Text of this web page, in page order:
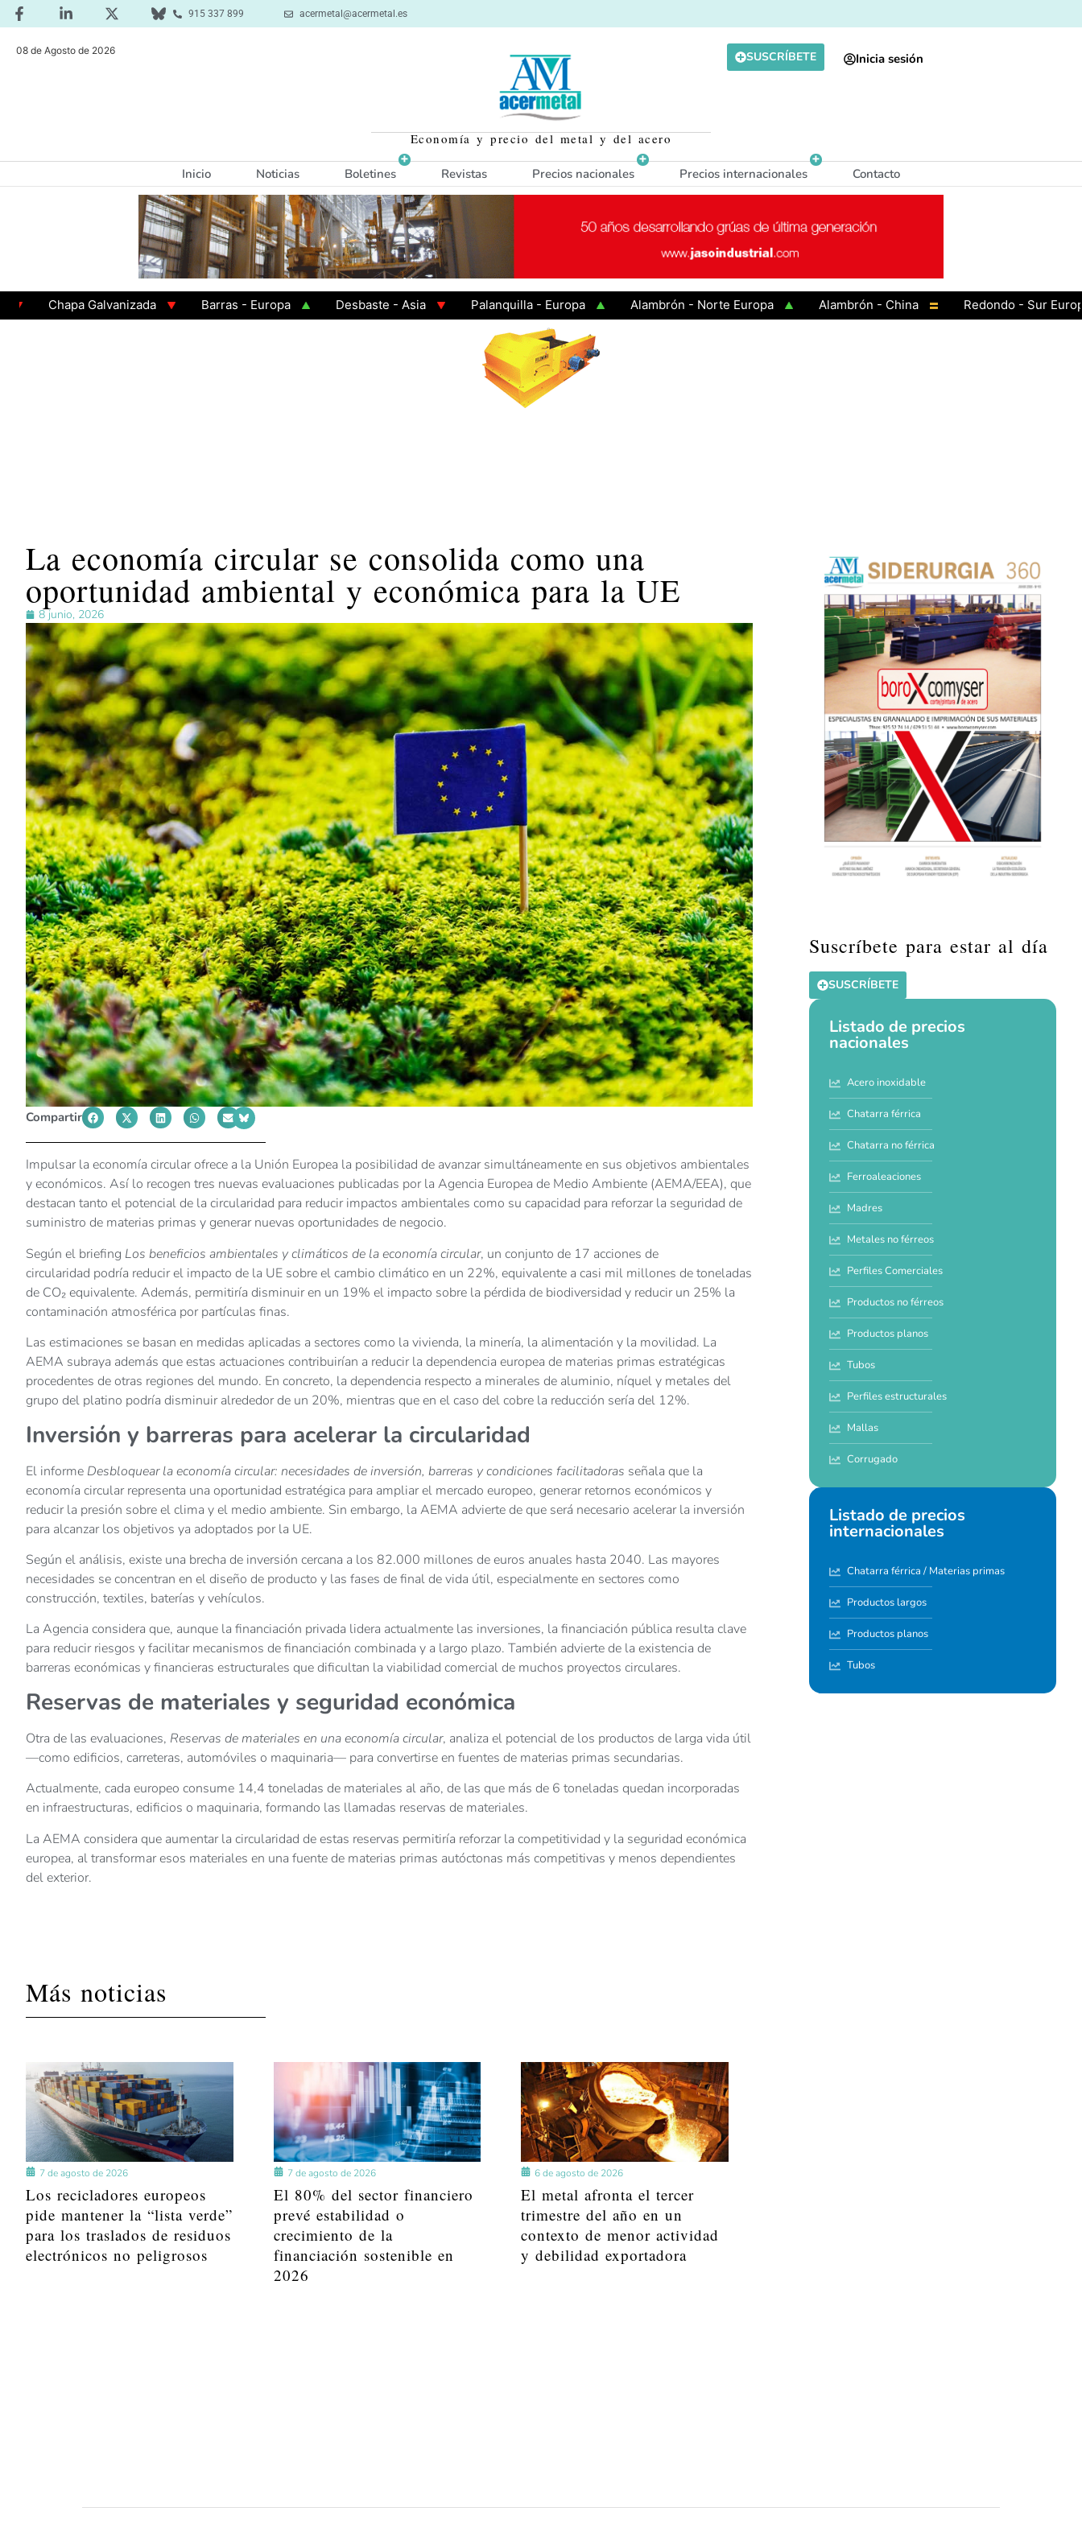
915 337 899 acermetal@acermetal.es
08 de Agosto de 2026
Economía y precio del metal y del acero
SUSCRÍBETE Inicia sesión
Inicio Noticias Boletines Revistas Precios nacionales Precios internacionales Contacto
Chapa Galvanizada Barras - Europa Desbaste - Asia Palanquilla - Europa Alambrón - Norte Europa Alambrón - China
Redondo - Sur Europa
La economía circular se consolida como una
oportunidad ambiental y económica para la UE
8 junio, 2026
Compartir
Impulsar la economía circular ofrece a la Unión Europea la posibilidad de avanzar simultáneamente en sus objetivos ambientales
y económicos. Así lo recogen tres nuevas evaluaciones publicadas por la Agencia Europea de Medio Ambiente (AEMA/EEA), que
destacan tanto el potencial de la circularidad para reducir impactos ambientales como su capacidad para reforzar la seguridad de
suministro de materias primas y generar nuevas oportunidades de negocio.
Según el briefing Los beneficios ambientales y climáticos de la economía circular, un conjunto de 17 acciones de
circularidad podría reducir el impacto de la UE sobre el cambio climático en un 22%, equivalente a casi mil millones de toneladas
de CO₂ equivalente. Además, permitiría disminuir en un 19% el impacto sobre la pérdida de biodiversidad y reducir un 25% la
contaminación atmosférica por partículas finas.
Las estimaciones se basan en medidas aplicadas a sectores como la vivienda, la minería, la alimentación y la movilidad. La
AEMA subraya además que estas actuaciones contribuirían a reducir la dependencia europea de materias primas estratégicas
procedentes de otras regiones del mundo. En concreto, la dependencia respecto a minerales de aluminio, níquel y metales del
grupo del platino podría disminuir alrededor de un 20%, mientras que en el caso del cobre la reducción sería del 12%.
Inversión y barreras para acelerar la circularidad
El informe Desbloquear la economía circular: necesidades de inversión, barreras y condiciones facilitadoras señala que la
economía circular representa una oportunidad estratégica para ampliar el mercado europeo, generar retornos económicos y
reducir la presión sobre el clima y el medio ambiente. Sin embargo, la AEMA advierte de que será necesario acelerar la inversión
para alcanzar los objetivos ya adoptados por la UE.
Según el análisis, existe una brecha de inversión cercana a los 82.000 millones de euros anuales hasta 2040. Las mayores
necesidades se concentran en el diseño de producto y las fases de final de vida útil, especialmente en sectores como
construcción, textiles, baterías y vehículos.
La Agencia considera que, aunque la financiación privada lidera actualmente las inversiones, la financiación pública resulta clave
para reducir riesgos y facilitar mecanismos de financiación combinada y a largo plazo. También advierte de la existencia de
barreras económicas y financieras estructurales que dificultan la viabilidad comercial de muchos proyectos circulares.
Reservas de materiales y seguridad económica
Otra de las evaluaciones, Reservas de materiales en una economía circular, analiza el potencial de los productos de larga vida útil
—como edificios, carreteras, automóviles o maquinaria— para convertirse en fuentes de materias primas secundarias.
Actualmente, cada europeo consume 14,4 toneladas de materiales al año, de las que más de 6 toneladas quedan incorporadas
en infraestructuras, edificios o maquinaria, formando las llamadas reservas de materiales.
La AEMA considera que aumentar la circularidad de estas reservas permitiría reforzar la competitividad y la seguridad económica
europea, al transformar esos materiales en una fuente de materias primas autóctonas más competitivas y menos dependientes
del exterior.
Más noticias
7 de agosto de 2026
Los recicladores europeos
pide mantener la “lista verde”
para los traslados de residuos
electrónicos no peligrosos
7 de agosto de 2026
El 80% del sector financiero
prevé estabilidad o
crecimiento de la
financiación sostenible en
2026
6 de agosto de 2026
El metal afronta el tercer
trimestre del año en un
contexto de menor actividad
y debilidad exportadora
Suscríbete para estar al día
SUSCRÍBETE
Listado de precios
nacionales
Acero inoxidable
Chatarra férrica
Chatarra no férrica
Ferroaleaciones
Madres
Metales no férreos
Perfiles Comerciales
Productos no férreos
Productos planos
Tubos
Perfiles estructurales
Mallas
Corrugado
Listado de precios
internacionales
Chatarra férrica / Materias primas
Productos largos
Productos planos
Tubos